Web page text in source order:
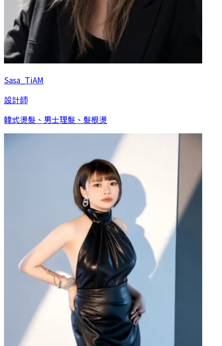
Sasa_TiAM
設計師
韓式燙髮、男士理髮、髮根燙